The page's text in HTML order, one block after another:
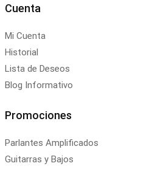
Cuenta
Mi Cuenta
Historial
Lista de Deseos
Blog Informativo
Promociones
Parlantes Amplificados
Guitarras y Bajos